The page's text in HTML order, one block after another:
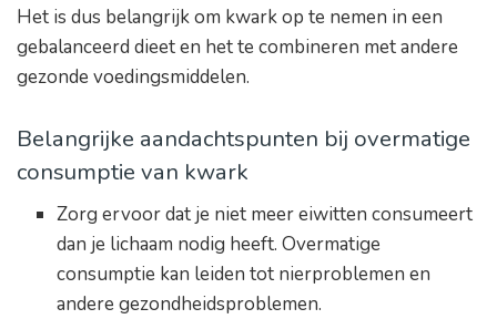
Het is dus belangrijk om kwark op te nemen in een
gebalanceerd dieet en het te combineren met andere
gezonde voedingsmiddelen.
Belangrijke aandachtspunten bij overmatige
consumptie van kwark
Zorg ervoor dat je niet meer eiwitten consumeert
dan je lichaam nodig heeft. Overmatige
consumptie kan leiden tot nierproblemen en
andere gezondheidsproblemen.